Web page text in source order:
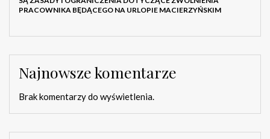
PRACOWNIKA BĘDĄCEGO NA URLOPIE MACIERZYŃSKIM
Najnowsze komentarze
Brak komentarzy do wyświetlenia.